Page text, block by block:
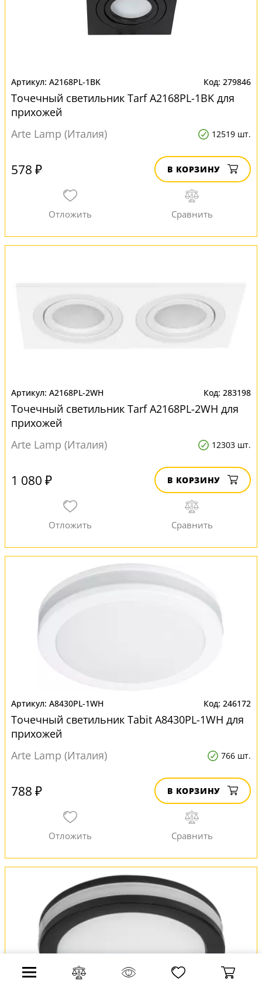
A2168PL-1BK 279846
Точечный светильник Tarf A2168PL-1BK для
прихожей
Arte Lamp (Италия)
12519 шт.
578 ₽ В КОРЗИНУ
A2168PL-2WH 283198
Точечный светильник Tarf A2168PL-2WH для
прихожей
Arte Lamp (Италия)
12303 шт.
1 080 ₽ В КОРЗИНУ
A8430PL-1WH 246172
Точечный светильник Tabit A8430PL-1WH для
прихожей
Arte Lamp (Италия)
766 шт.
788 ₽ В КОРЗИНУ